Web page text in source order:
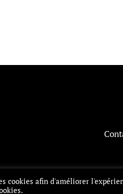
cookies afin d'améliorer